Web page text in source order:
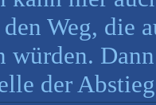
Weg, die
würden.
der